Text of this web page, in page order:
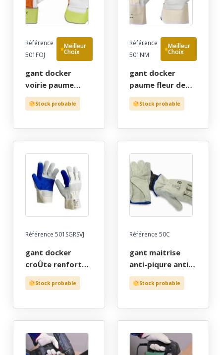
Référence
501FOJ
Meilleur
Choix
gant docker
voirie paume
fleur de bovin
manchette et dos
protection par
cher!
Stock probable
Référence
501NM
Meilleur
Choix
gant docker
paume fleur de
bovin manchette
et dos toile tu
cher!
Stock probable
Référence 501SGRSVJ
gant docker
croÛte renfort
paume, pouce,
index tu (10)
Stock probable
Référence 50C
gant maitrise
anti-piqure anti-
chaleur tout
croute de bovin
Stock probable